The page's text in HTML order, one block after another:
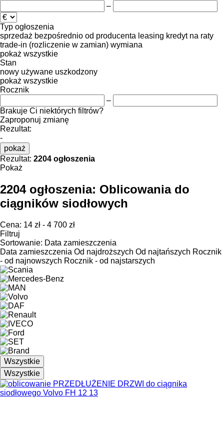
–
Typ ogłoszenia
sprzedaż bezpośrednio od producenta leasing kredyt na raty
trade-in (rozliczenie w zamian) wymiana
pokaż wszystkie
Stan
nowy używane uszkodzony
pokaż wszystkie
Rocznik
–
Brakuje Ci niektórych filtrów?
Zaproponuj zmianę
Rezultat:
-
pokaż
Rezultat: 2204 ogłoszenia
Pokaż
2204 ogłoszenia: Oblicowania do
ciągników siodłowych
Cena: 14 zł - 4 700 zł
Filtruj
Sortowanie: Data zamieszczenia
Data zamieszczenia Od najdroższych Od najtańszych Rocznik
- od najnowszych Rocznik - od najstarszych
Wszystkie
Wszystkie